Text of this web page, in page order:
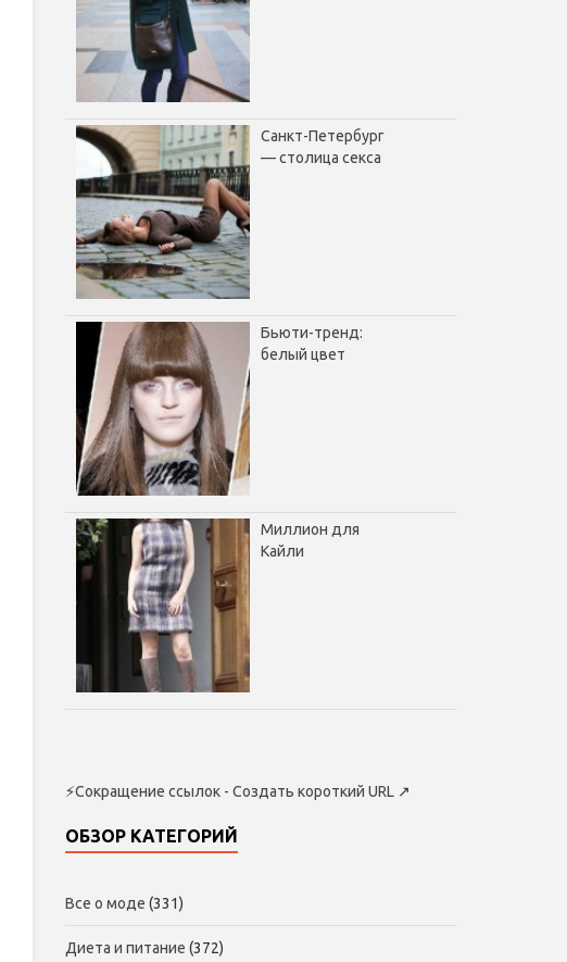
Санкт-Петербург
— столица секса
Бьюти-тренд:
белый цвет
Миллион для
Кайли
⚡Сокращение ссылок - Создать короткий URL ↗
ОБЗОР КАТЕГОРИЙ
Все о моде (331)
Диета и питание (372)